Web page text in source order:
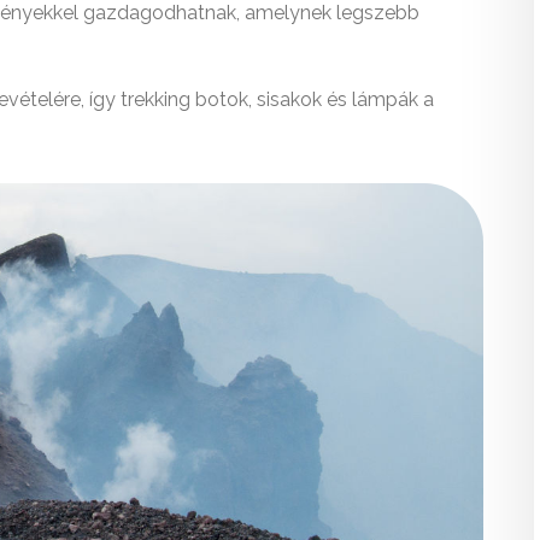
gazdagodhatnak, amelynek legszebb
így trekking botok, sisakok és lámpák a